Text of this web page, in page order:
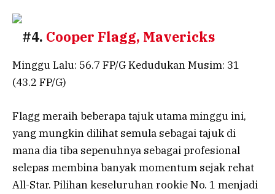
#4. Cooper Flagg, Mavericks
Minggu Lalu: 56.7 FP/G Kedudukan Musim: 31
(43.2 FP/G)
Flagg meraih beberapa tajuk utama minggu ini,
yang mungkin dilihat semula sebagai tajuk di
mana dia tiba sepenuhnya sebagai profesional
selepas membina banyak momentum sejak rehat
All-Star. Pilihan keseluruhan rookie No. 1 menjadi